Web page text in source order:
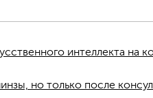
интеллекта на
но только после